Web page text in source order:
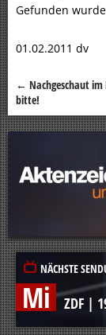
Gefunden
01.02.2011 dv
← Nachgeschaut
bitte!
NÄCHSTE
Mi ZDF |